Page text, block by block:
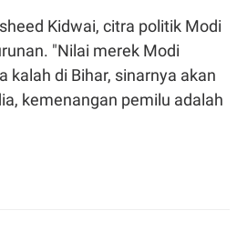
Kidwai, citra politik Modi
"Nilai merek Modi
kalah di Bihar, sinarnya akan
kemenangan pemilu adalah